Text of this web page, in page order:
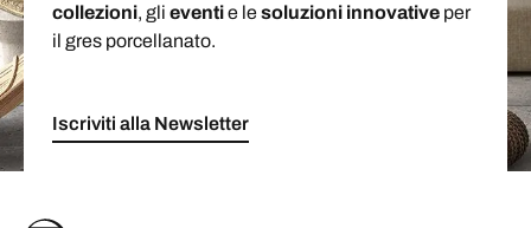
collezioni, gli eventie lesoluzioni innovative per
il gres porcellanato.
Iscriviti alla Newsletter